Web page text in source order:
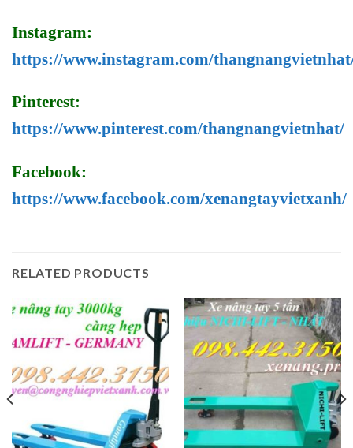
Instagram:
https://www.instagram.com/
Pinterest:
https://www.pinterest.com/thangnangvietnhat/
Facebook:
https://www.facebook.com/xenangtayvietxanh/
RELATED PRODUCTS